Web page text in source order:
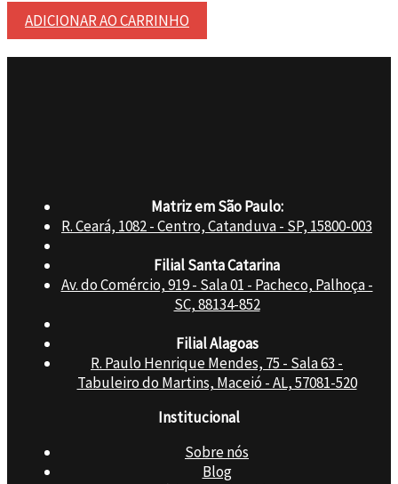
ADICIONAR AO CARRINHO
Matriz em São Paulo:
R. Ceará, 1082 - Centro, Catanduva - SP, 15800-003
Filial Santa Catarina
Av. do Comércio, 919 - Sala 01 - Pacheco, Palhoça -
SC, 88134-852
Filial Alagoas
R. Paulo Henrique Mendes, 75 - Sala 63 -
Tabuleiro do Martins, Maceió - AL, 57081-520
Institucional
Sobre nós
Blog